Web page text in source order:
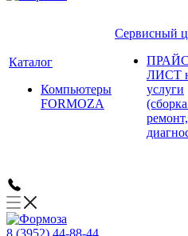
Каталог
Компьютеры
FORMOZA
Сервисный
ЛИСТ
услуги
ремонт,
8 (3952) 44-88-44